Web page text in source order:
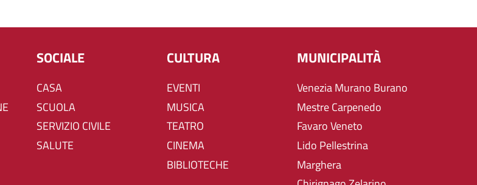
SOCIALE
CASA
SCUOLA
SERVIZIO CIVILE
SALUTE
CULTURA
EVENTI
MUSICA
TEATRO
CINEMA
BIBLIOTECHE
MUNICIPALITÀ
Venezia Murano Burano
Mestre Carpenedo
Favaro Veneto
Lido Pellestrina
Marghera